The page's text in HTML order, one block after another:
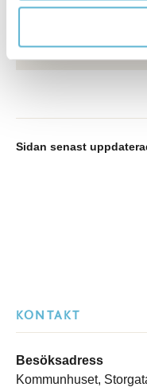
Postadress: Box
Sidan senast
KONTAKT
Besöksadress
Kommunhuset,